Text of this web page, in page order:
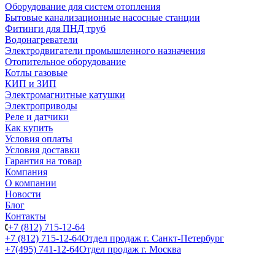
Оборудование для систем отопления
Бытовые канализационные насосные станции
Фитинги для ПНД труб
Водонагреватели
Электродвигатели промышленного назначения
Отопительное оборудование
Котлы газовые
КИП и ЗИП
Электромагнитные катушки
Электроприводы
Реле и датчики
Как купить
Условия оплаты
Условия доставки
Гарантия на товар
Компания
О компании
Новости
Блог
Контакты
+7 (812) 715-12-64
+7 (812) 715-12-64Отдел продаж г. Санкт-Петербург
+7(495) 741-12-64Отдел продаж г. Москва